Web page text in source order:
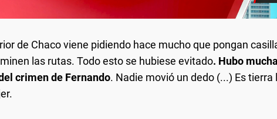
de Chaco viene pidiendo hace mucho que pongan
las rutas. Todo esto se hubiese evitado. Hubo
crimen de Fernando. Nadie movió un dedo (...) Es tierra